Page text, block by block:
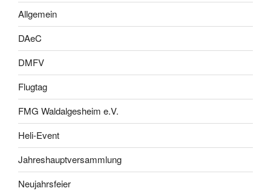
Allgemein
DAeC
DMFV
Flugtag
FMG Waldalgesheim e.V.
Heli-Event
Jahreshauptversammlung
Neujahrsfeier